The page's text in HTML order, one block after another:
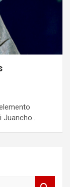
Juancho…